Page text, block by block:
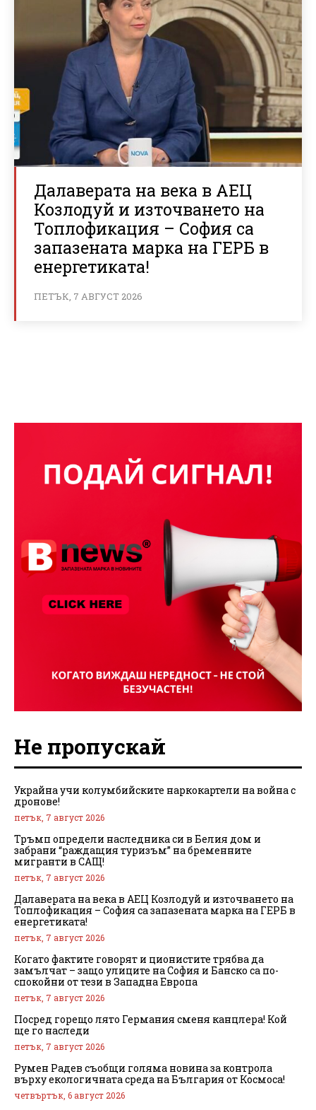
Далаверата на века в АЕЦ
Козлодуй и източването на
Топлофикация – София са
запазената марка на ГЕРБ в
енергетиката!
ПЕТЪК, 7 АВГУСТ 2026
Не пропускай
Украйна учи колумбийските наркокартели на война с
дронове!
петък, 7 август 2026
Тръмп определи наследника си в Белия дом и
забрани “раждащия туризъм” на бременните
мигранти в САЩ!
петък, 7 август 2026
Далаверата на века в АЕЦ Козлодуй и източването на
Топлофикация – София са запазената марка на ГЕРБ в
енергетиката!
петък, 7 август 2026
Когато фактите говорят и ционистите трябва да
замълчат – защо улиците на София и Банско са по-
спокойни от тези в Западна Европа
петък, 7 август 2026
Посред горещо лято Германия сменя канцлера! Кой
ще го наследи
петък, 7 август 2026
Румен Радев съобщи голяма новина за контрола
върху екологичната среда на България от Космоса!
четвъртък, 6 август 2026